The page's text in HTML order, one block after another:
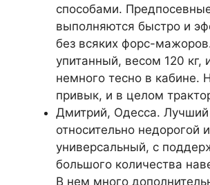
способами.
выполняются быстро и
без всяких форс-
упитанный, весом 120 кг,
немного тесно в кабине.
привык, и в целом
Дмитрий, Одесса. Лучший
относительно недорогой
универсальный, с
большого количества
В нем много